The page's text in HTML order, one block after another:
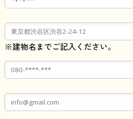
※建物名までご記入ください。